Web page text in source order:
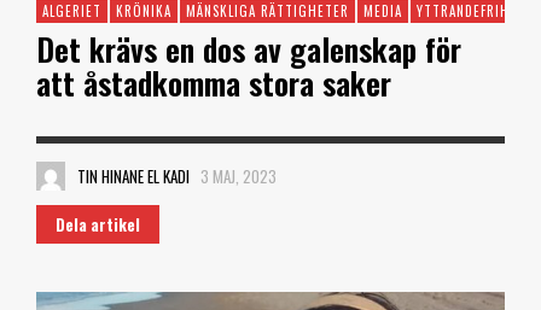
ALGERIET KRÖNIKA MÄNSKLIGA RÄTTIGHETER MEDIA YTTRANDEFRIHET
Det krävs en dos av galenskap för
att åstadkomma stora saker
TIN HINANE EL KADI 3 MAJ, 2023
Dela artikel